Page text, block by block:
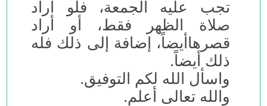
تجب عليه الجمعة، فلو أراد
صلاة الظهر فقط، أو أراد
قصرهاأيضاً، إضافة إلى ذلك فله
ذلك أيضاً.
واسأل الله لكم التوفيق.
والله تعالى أعلم.